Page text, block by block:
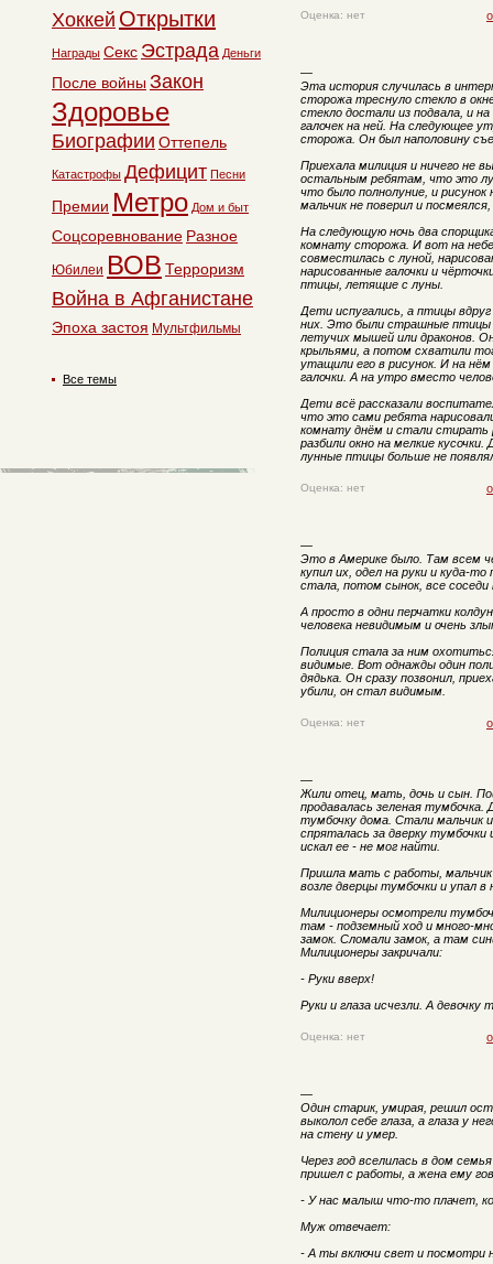
Оценка: нет
—
Эта история случилась в
сторожа треснуло стекло в
стекло достали из подвала, и
галочек на ней. На следующее
сторожа. Он был наполовину
Приехала милиция и ничего не
остальным ребятам, что это
что было полнолуние, и
мальчик не поверил и
На следующую ночь два
комнату сторожа. И вот на
совместилась с луной,
нарисованные галочки и
птицы, летящие с луны.
Дети испугались, а птицы
них. Это были страшные птицы
летучих мышей или драконов.
крыльями, а потом схватили
утащили его в рисунок. И на нём
галочки. А на утро вместо
Дети всё рассказали
что это сами ребята
комнату днём и стали стирать
разбили окно на мелкие
лунные птицы больше не
Оценка: нет
—
Это в Америке было. Там всем
купил их, одел на руки и куда-
стала, потом сынок, все соседи
А просто в одни перчатки
человека невидимым и очень
Полиция стала за ним
видимые. Вот однажды один
дядька. Он сразу позвонил,
убили, он стал видимым.
Оценка: нет
—
Жили отец, мать, дочь и сын.
продавалась зеленая тумбочка.
тумбочку дома. Стали мальчик
спряталась за дверку тумбочки
искал ее - не мог найти.
Пришла мать с работы, мальчик
возле дверцы тумбочки и упал
Милиционеры осмотрели
там - подземный ход и много-
замок. Сломали замок, а там
Милиционеры закричали:
- Руки вверх!
Руки и глаза исчезли. А девочку
Оценка: нет
—
Один старик, умирая, решил
выколол себе глаза, а глаза у
на стену и умер.
Через год вселилась в дом
пришел с работы, а жена ему
- У нас малыш что-то плачет,
Муж отвечает:
- А ты включи свет и посмотри
Хоккей Открытки
Награды Секс Эстрада Деньги
После войны Закон
Здоровье
Биографии Оттепель
Катастрофы Дефицит Песни
Премии Метро Дом и быт
Соцсоревнование Разное
Юбилеи ВОВ Терроризм
Война в Афганистане
Эпоха застоя Мультфильмы
Все темы